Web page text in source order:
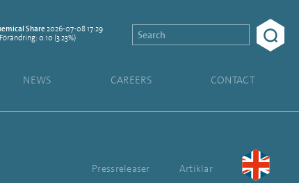
Share2026-07-08 17:29
0.10 (3.23%)
NEWS CAREERS CONTACT
Pressreleaser Artiklar